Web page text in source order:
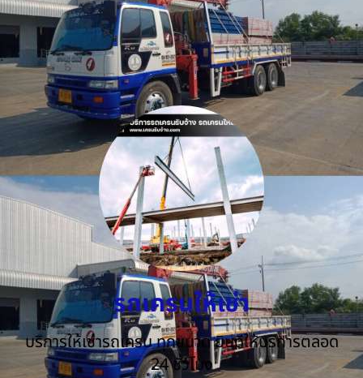
รถเครนให้เช่า
บริการให้เช่ารถเครน ทุกขนาด ยินดีให้บริการตลอด
24 ชั่วโมง